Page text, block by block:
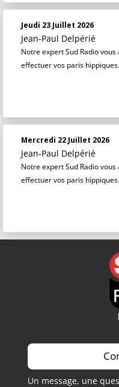
Jeudi 23 Juillet 2026
Jean-Paul Delpérié
Notre expert Sud Radio
effectuer vos paris hippiques.
Mercredi 22 Juillet 2026
Jean-Paul Delpérié
Notre expert Sud Radio
effectuer vos paris hippiques.
Un message, une